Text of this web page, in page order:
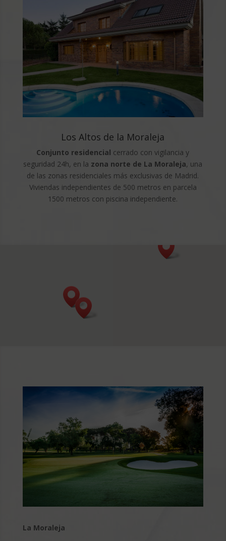
Los Altos de la Moraleja
Conjunto residencial cerrado con vigilancia y
seguridad 24h, en la zona norte de La Moraleja, una
de las zonas residenciales más exclusivas de Madrid.
Viviendas independientes de 500 metros en parcela
1500 metros con piscina independiente.
La Moraleja